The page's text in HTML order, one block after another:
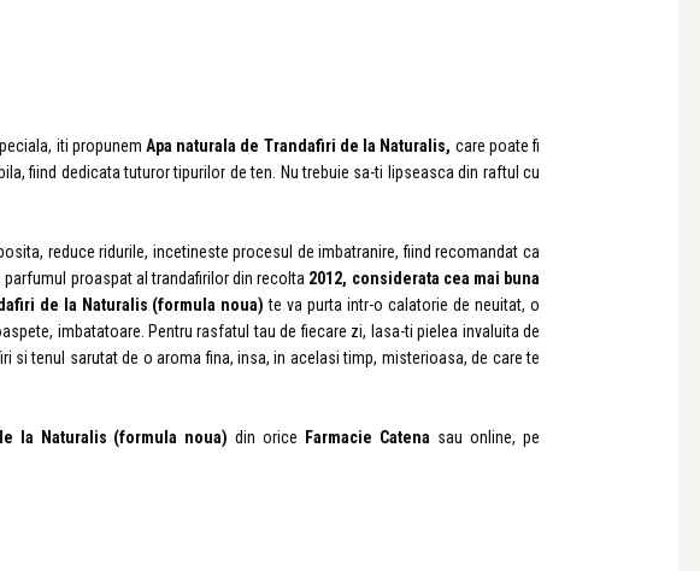
iti propunem Apa naturala de Trandafiri de la Naturalis, care poate fi
fiind dedicata tuturor tipurilor de ten. Nu trebuie sa-ti lipseasca din raftul cu
reduce ridurile, incetineste procesul de imbatranire, fiind recomandat ca
parfumul proaspat al trandafirilor din recolta 2012, considerata cea mai buna
de la Naturalis (formula noua) te va purta intr-o calatorie de neuitat, o
imbatatoare. Pentru rasfatul tau de fiecare zi, lasa-ti pielea invaluita de
si tenul sarutat de o aroma fina, insa, in acelasi timp, misterioasa, de care te
la Naturalis (formula noua) din orice Farmacie Catena sau online, pe